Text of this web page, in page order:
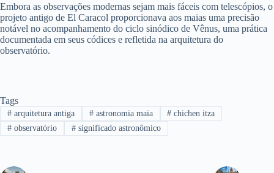
Embora as observações modernas sejam mais fáceis com telescópios, o
projeto antigo de El Caracol proporcionava aos maias uma precisão
notável no acompanhamento do ciclo sinódico de Vênus, uma prática
documentada em seus códices e refletida na arquitetura do
observatório.
Tags
#arquitetura antiga #astronomia maia # chichen itza
#observatório #significado astronômico